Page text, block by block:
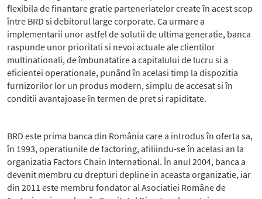
flexibila de finantare gratie parteneriatelor create în acest scop
între BRD si debitorul large corporate. Ca urmare a
implementarii unor astfel de solutii de ultima generatie, banca
raspunde unor prioritati si nevoi actuale ale clientilor
multinationali, de îmbunatatire a capitalului de lucru si a
eficientei operationale, punând în acelasi timp la dispozitia
furnizorilor lor un produs modern, simplu de accesat si în
conditii avantajoase în termen de pret si rapiditate.
BRD este prima banca din România care a introdus în oferta sa,
în 1993, operatiunile de factoring, afiliindu-se în acelasi an la
organizatia Factors Chain International. În anul 2004, banca a
devenit membru cu drepturi depline in aceasta organizatie, iar
din 2011 este membru fondator al Asociatiei Române de